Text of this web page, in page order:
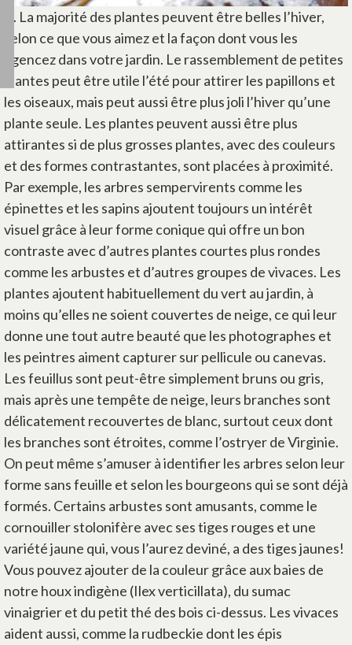
R. La majorité des plantes peuvent être belles l’hiver,
selon ce que vous aimez et la façon dont vous les
agencez dans votre jardin. Le rassemblement de petites
plantes peut être utile l’été pour attirer les papillons et
les oiseaux, mais peut aussi être plus joli l’hiver qu’une
plante seule. Les plantes peuvent aussi être plus
attirantes si de plus grosses plantes, avec des couleurs
et des formes contrastantes, sont placées à proximité.
Par exemple, les arbres sempervirents comme les
épinettes et les sapins ajoutent toujours un intérêt
visuel grâce à leur forme conique qui offre un bon
contraste avec d’autres plantes courtes plus rondes
comme les arbustes et d’autres groupes de vivaces. Les
plantes ajoutent habituellement du vert au jardin, à
moins qu’elles ne soient couvertes de neige, ce qui leur
donne une tout autre beauté que les photographes et
les peintres aiment capturer sur pellicule ou canevas.
Les feuillus sont peut-être simplement bruns ou gris,
mais après une tempête de neige, leurs branches sont
délicatement recouvertes de blanc, surtout ceux dont
les branches sont étroites, comme l’ostryer de Virginie.
On peut même s’amuser à identifier les arbres selon leur
forme sans feuille et selon les bourgeons qui se sont déjà
formés. Certains arbustes sont amusants, comme le
cornouiller stolonifère avec ses tiges rouges et une
variété jaune qui, vous l’aurez deviné, a des tiges jaunes!
Vous pouvez ajouter de la couleur grâce aux baies de
notre houx indigène (Ilex verticillata), du sumac
vinaigrier et du petit thé des bois ci-dessus. Les vivaces
aident aussi, comme la rudbeckie dont les épis